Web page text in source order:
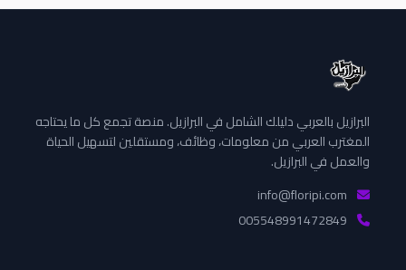
البرازيل بالعربي دليلك الشامل في البرازيل. منصة تجمع كل ما يحتاجه
المغترب العربي من معلومات، وظائف، ومستقلين لتسهيل الحياة
والعمل في البرازيل.